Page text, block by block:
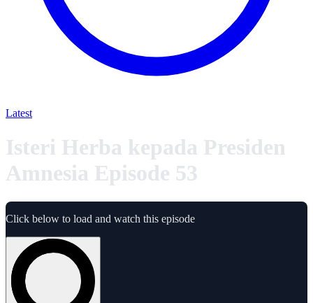
Latest
Isteri Herba kepada Presiden
Amnesia Episode 53
Click below to load and watch this episode